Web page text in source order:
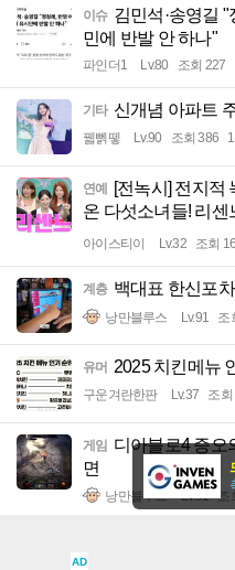
이슈 김민석·송영길 "
민에 반발 안 하나"
파인더1 Lv.80 조회 227
기타 신개념 아파트
꿻뻵뗗 Lv.90 조회 386
연예
[전녹시] 전지
온 다섯소녀들! 리센
아이스티이 Lv.32 조회
계층 백대표 한신포
낭만블루스 Lv.91 조
유머 2025 치킨메뉴
구운겨란한판 Lv.37 조회
게임
디아블로4 증오
면
낭만블루스 Lv.91 조
AD